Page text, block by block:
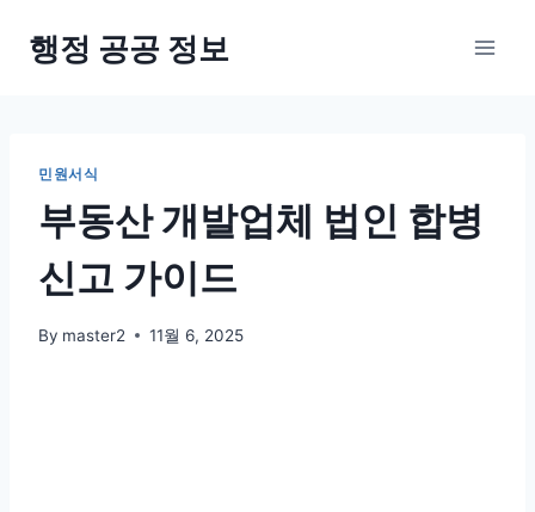
행정 공공 정보
민원서식
부동산 개발업체 법인 합병
신고 가이드
By master2 11월 6, 2025